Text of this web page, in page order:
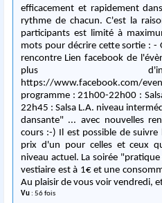
efficacement et rapidement
rythme de chacun. C'est la
participants est limité à
mots pour décrire cette sortie : -
rencontre Lien facebook de l'évènement pour ceux qui veulent
plus
https://www.facebook.com/
programme : 21h00-22h00 : Salsa L.A. niveau débutant 22h00-
22h45 : Salsa L.A. niveau intermédiaire
dansante" ... avec nouvelles rencontres pendant et après les
cours :-) Il est possible de suivre les 2 niveaux de cours pour le
prix d'un pour celles et ceux
niveau actuel. La soirée "pratique dansante" est gratuite, mais le
vestiaire est à 1€ et une
Au plaisir de vous voir vendredi,
Vu : 56 fois